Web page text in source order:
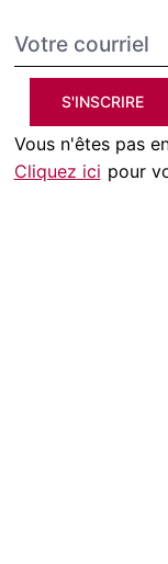
S'INSCRIRE
Vous n'êtes pas
Cliquez ici pour